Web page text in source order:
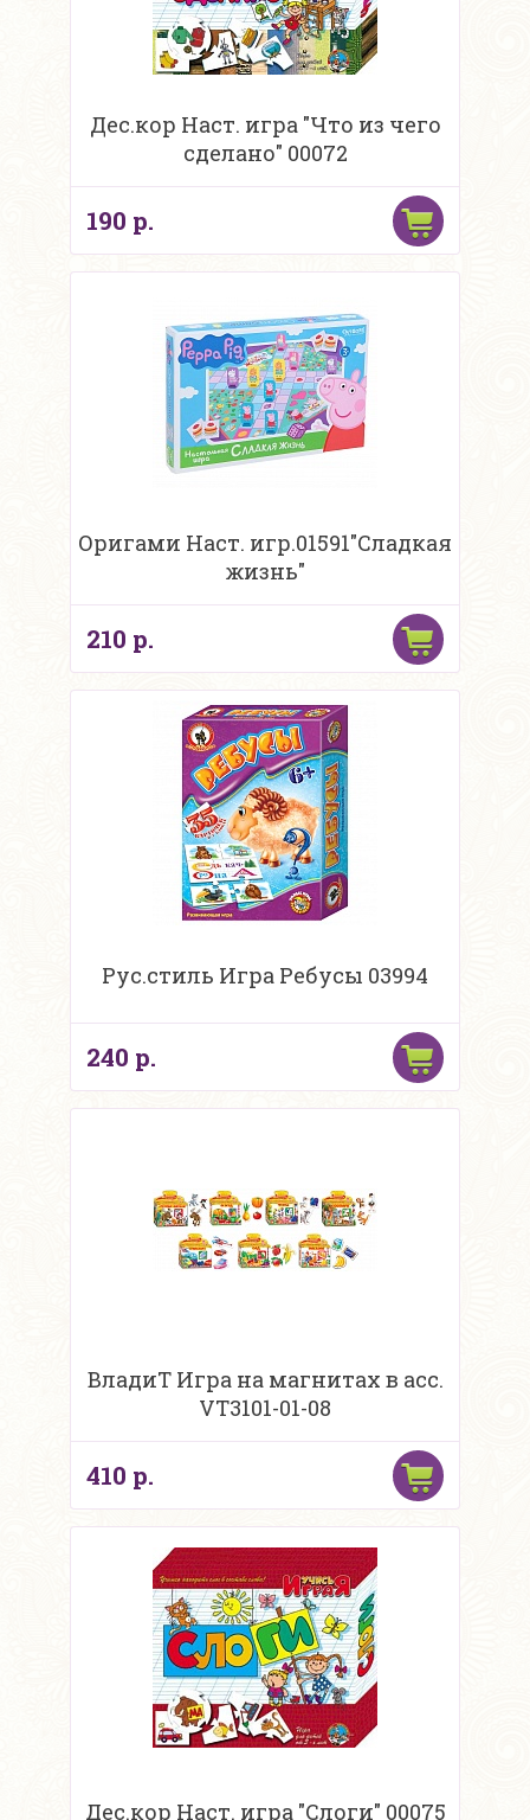
Дес.кор Наст. игра "Что из чего
сделано" 00072
190 р.
Оригами Наст. игр.01591"Сладкая
жизнь"
210 р.
Рус.стиль Игра Ребусы 03994
240 р.
ВладиТ Игра на магнитах в асс.
VT3101-01-08
410 р.
Дес.кор Наст. игра "Слоги" 00075